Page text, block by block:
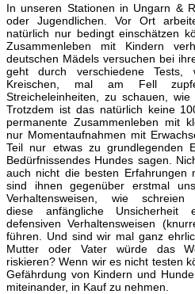
In unseren Stationen in Ungarn &
oder Jugendlichen. Vor Ort
natürlich nur bedingt einschätzen
Zusammenleben mit Kindern
deutschen Mädels versuchen bei
geht durch verschiedene Tests,
Kreischen, mal am Fell
Streicheleinheiten, zu schauen,
Trotzdem ist das natürlich keine
permanente Zusammenleben mit
nur Momentaufnahmen mit
Teil nur etwas zu grundlegenden
Bedürfnissendes Hundes sagen.
auch nicht die besten Erfahrungen
sind ihnen gegenüber erstmal
Verhaltensweisen, wie
diese anfängliche
defensiven Verhaltensweisen
führen. Und sind wir mal ganz
Mutter oder Vater würde das
riskieren? Wenn wir es nicht testen
Gefährdung von Kindern und
miteinander, in Kauf zu nehmen.